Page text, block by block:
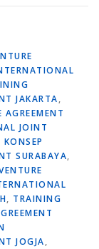
JAKARTA,
JOINT
SURABAYA,
, TRAINING
JOGJA,